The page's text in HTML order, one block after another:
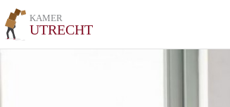
KAMER
UTRECHT